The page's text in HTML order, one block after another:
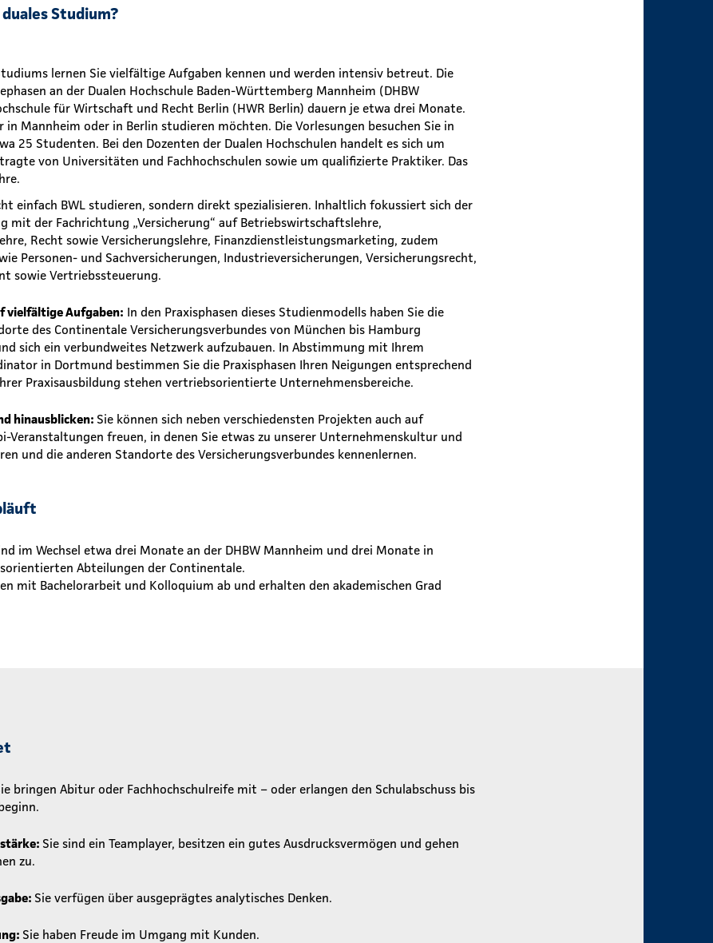
Studium?
lernen Sie vielfältige Aufgaben kennen und werden intensiv betreut. Die
an der Dualen Hochschule Baden-Württemberg Mannheim (DHBW
für Wirtschaft und Recht Berlin (HWR Berlin) dauern je etwa drei Monate.
in Mannheim oder in Berlin studieren möchten. Die Vorlesungen besuchen Sie in
25 Studenten. Bei den Dozenten der Dualen Hochschulen handelt es sich um
von Universitäten und Fachhochschulen sowie um qualifizierte Praktiker. Das
einfach BWL studieren, sondern direkt spezialisieren. Inhaltlich fokussiert sich der
mit der Fachrichtung „Versicherung“ auf Betriebswirtschaftslehre,
Recht sowie Versicherungslehre, Finanzdienstleistungsmarketing, zudem
Personen- und Sachversicherungen, Industrieversicherungen, Versicherungsrecht,
sowie Vertriebssteuerung.
vielfältige Aufgaben: In den Praxisphasen dieses Studienmodells haben Sie die
des Continentale Versicherungsverbundes von München bis Hamburg
sich ein verbundweites Netzwerk aufzubauen. In Abstimmung mit Ihrem
in Dortmund bestimmen Sie die Praxisphasen Ihren Neigungen entsprechend
Praxisausbildung stehen vertriebsorientierte Unternehmensbereiche.
hinausblicken: Sie können sich neben verschiedensten Projekten auch auf
Veranstaltungen freuen, in denen Sie etwas zu unserer Unternehmenskultur und
und die anderen Standorte des Versicherungsverbundes kennenlernen.
im Wechsel etwa drei Monate an der DHBW Mannheim und drei Monate in
Abteilungen der Continentale.
mit Bachelorarbeit und Kolloquium ab und erhalten den akademischen Grad
bringen Abitur oder Fachhochschulreife mit – oder erlangen den Schulabschuss bis
Sie sind ein Teamplayer, besitzen ein gutes Ausdrucksvermögen und gehen
zu.
Sie verfügen über ausgeprägtes analytisches Denken.
Sie haben Freude im Umgang mit Kunden.